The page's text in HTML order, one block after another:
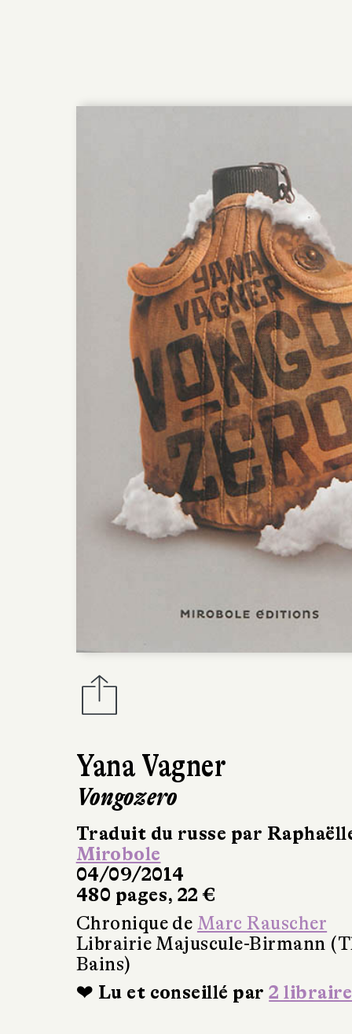
Yana Vagner
Vongozero
Traduit du russe par
Mirobole
04/09/2014
480 pages, 22 €
Chronique de Marc Rauscher
Librairie Majuscule-Birmann
Bains)
❤ Lu et conseillé par2